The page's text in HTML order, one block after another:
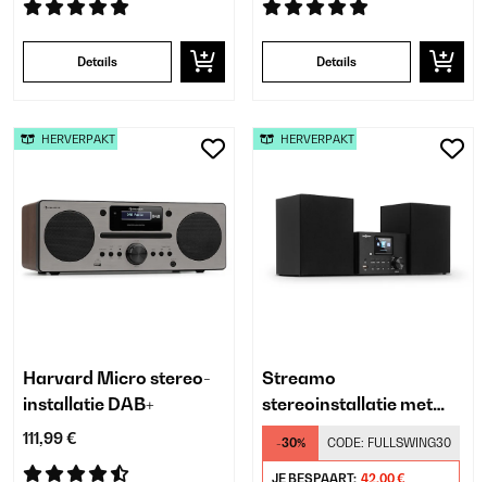
Details Details
Harvard Micro stereo-
installatie DAB+
111,99 €
HERVERPAKT
Streamo
stereoinstallatie met
internetradio
-30% CODE: FULLSWING30
JE BESPAART: 42,00 €
HERVERPAKT